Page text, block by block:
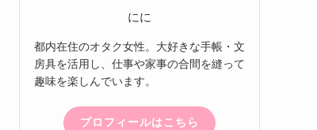
にに
都内在住のオタク女性。大好きな手帳・文
房具を活用し、仕事や家事の合間を縫って
趣味を楽しんでいます。
プロフィールはこちら